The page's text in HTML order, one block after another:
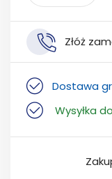
Złóż
Dostawa
Wysyłka